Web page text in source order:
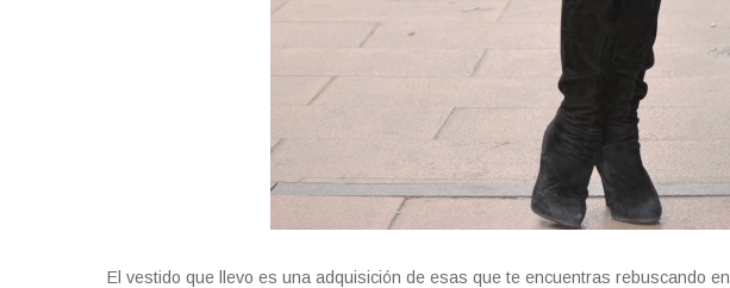
El vestido que llevo es una adquisición de esas que te encuentras rebuscando en